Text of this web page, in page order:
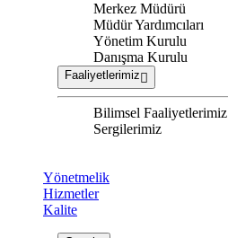
Merkez Müdürü
Müdür Yardımcıları
Yönetim Kurulu
Danışma Kurulu
Faaliyetlerimiz
Bilimsel Faaliyetlerimiz
Sergilerimiz
Yönetmelik
Hizmetler
Kalite